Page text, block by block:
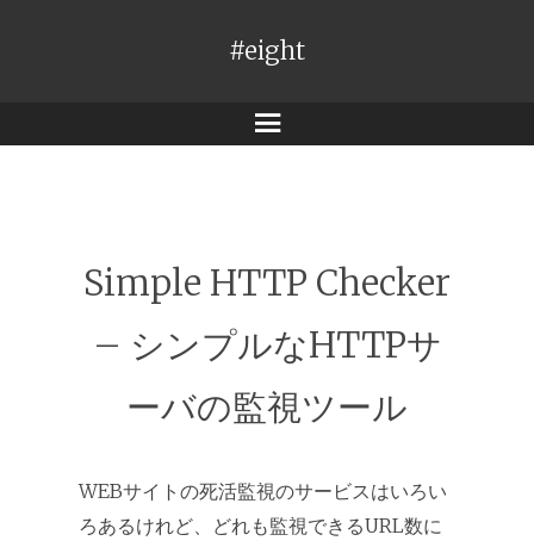
#eight
メ
Simple HTTP Checker
– シンプルなHTTPサ
ーバの監視ツール
WEBサイトの死活監視のサービスはいろい
ろあるけれど、どれも監視できるURL数に